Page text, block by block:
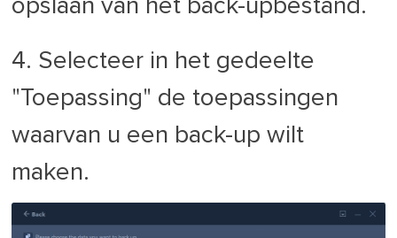
opslaan van het back-upbestand.
4. Selecteer in het gedeelte
"Toepassing" de toepassingen
waarvan u een back-up wilt
maken.